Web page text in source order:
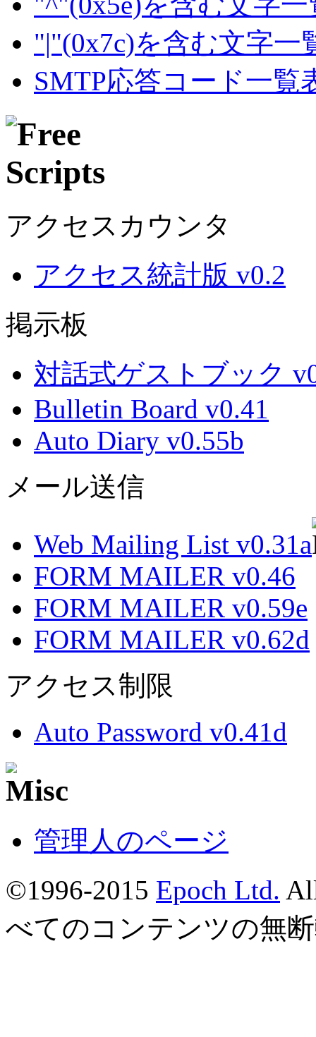
"|"(0x7c)を含む文字一
SMTP応答コード一覧
アクセスカウンタ
アクセス統計版 v0.2
掲示板
対話式ゲストブック
Bulletin Board v0.41
Auto Diary v0.55b
メール送信
Web Mailing List v0.31a
FORM MAILER v0.46
FORM MAILER v0.59e
FORM MAILER v0.62d
アクセス制限
Auto Password v0.41d
管理人のページ
©1996-2015 Epoch Ltd.
べてのコンテンツの無